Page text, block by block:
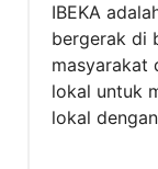
IBEKA
bergerak di
masyarakat
lokal untuk
lokal